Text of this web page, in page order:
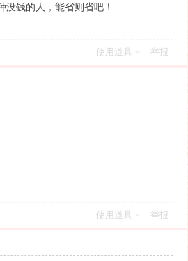
钱的人，能省则省吧！
使用道具 举报
使用道具 举报